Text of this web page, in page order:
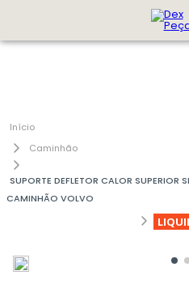
Caminhão
SUPORTE DEFLETOR CALOR SUPERIOR
CAMINHÃO VOLVO